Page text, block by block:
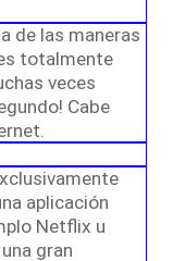
de las maneras
totalmente
veces
Cabe
aplicación
Netflix u
gran